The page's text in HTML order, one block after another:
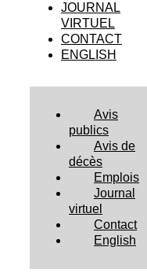
JOURNAL
VIRTUEL
CONTACT
ENGLISH
Avis
publics
Avis de
décès
Emplois
Journal
virtuel
Contact
English